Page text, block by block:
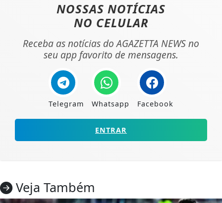
NOSSAS NOTÍCIAS
NO CELULAR
Receba as notícias do AGAZETTA NEWS no
seu app favorito de mensagens.
Telegram Whatsapp Facebook
ENTRAR
Veja Também